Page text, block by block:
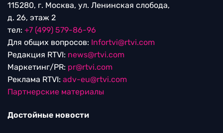
115280, г. Москва, ул. Ленинская слобода,
д. 26, этаж 2
тел: +7 (499) 579-86-96
Для общих вопросов: Infortvi@rtvi.com
Редакция RTVI: news@rtvi.com
Маркетинг/PR: pr@rtvi.com
Реклама RTVI: adv-eu@rtvi.com
Партнерские материалы
Достойные новости